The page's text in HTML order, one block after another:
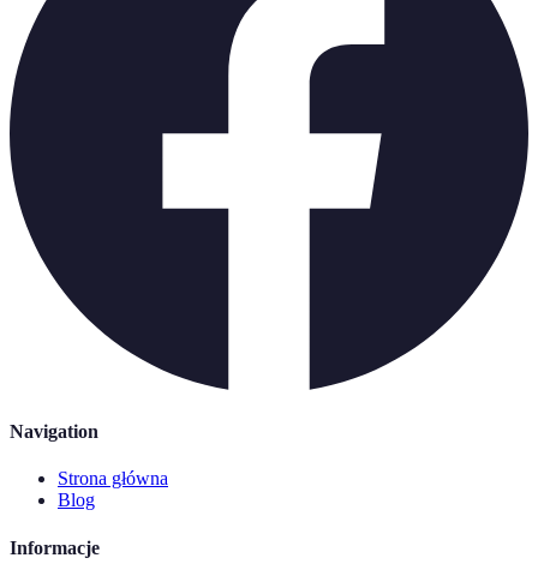
Navigation
Strona główna
Blog
Informacje